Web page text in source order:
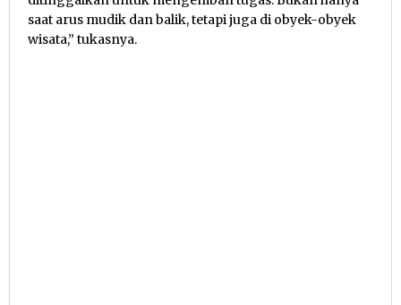
saat arus mudik dan balik, tetapi juga di obyek-obyek
wisata,” tukasnya.